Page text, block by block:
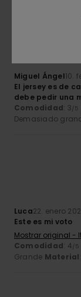
Miguel Ángel10.
El jersey es de
debe pedir una
Comodidad: 3/5
Demasiado
Luca22. enero
Este es mi voto
Mostrar original -
Comodidad: 4/5
Grande Material